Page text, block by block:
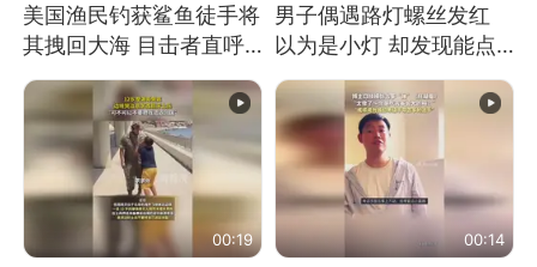
美国渔民钓获鲨鱼徒手将
其拽回大海 目击者直呼
震惊 （视频来源：参考
消息）
男子偶遇路灯螺丝发红
以为是小灯 却发现能点
燃香烟 当事人：已报警
处理
00:19 00:14